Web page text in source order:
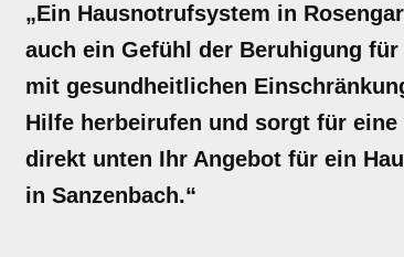
„Ein Hausnotrufsystem in
auch ein Gefühl der Beruhigung
mit gesundheitlichen
Hilfe herbeirufen und sorgt für
direkt unten Ihr Angebot für ein
in Sanzenbach.“